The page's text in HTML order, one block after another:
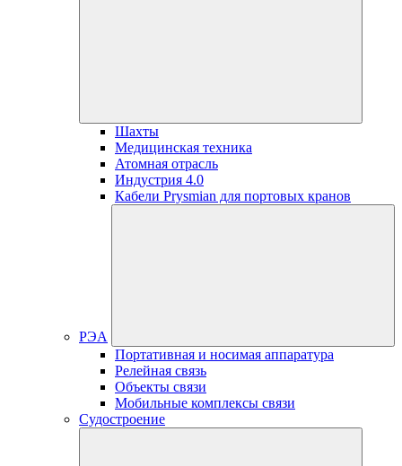
Шахты
Медицинская техника
Атомная отрасль
Индустрия 4.0
Кабели Prysmian для портовых кранов
РЭА
Портативная и носимая аппаратура
Релейная связь
Объекты связи
Мобильные комплексы связи
Судостроение